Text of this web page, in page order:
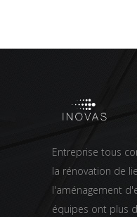
Entreprise tous
la rénovation de
l'aménagement
équipes ont plus